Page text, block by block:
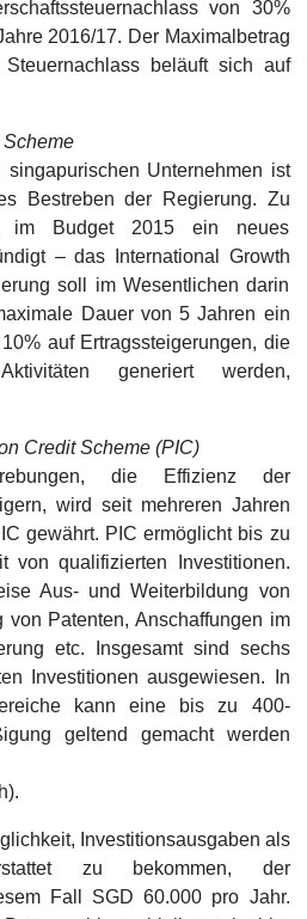
von 30%
2016/17. Der Maximalbetrag
beläuft sich auf
singapurischen Unternehmen ist
Bestreben der Regierung. Zu
im Budget 2015 ein neues
– das International Growth
soll im Wesentlichen darin
Dauer von 5 Jahren ein
auf Ertragssteigerungen, die
generiert werden,
Credit Scheme (PIC)
die Effizienz der
wird seit mehreren Jahren
gewährt. PIC ermöglicht bis zu
von qualifizierten Investitionen.
Aus- und Weiterbildung von
von Patenten, Anschaffungen im
etc. Insgesamt sind sechs
Investitionen ausgewiesen. In
kann eine bis zu 400-
geltend gemacht werden
Investitionsausgaben als
zu bekommen, der
Fall SGD 60.000 pro Jahr.